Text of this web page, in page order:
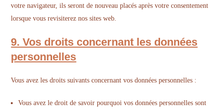
votre navigateur, ils seront de nouveau placés après votre consentement
lorsque vous revisiterez nos sites web.
9. Vos droits concernant les données
personnelles
Vous avez les droits suivants concernant vos données personnelles :
Vous avez le droit de savoir pourquoi vos données personnelles sont